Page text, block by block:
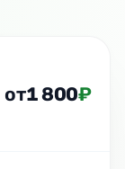
от1 800₽